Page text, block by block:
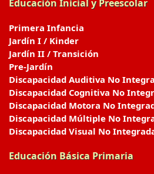
Educación Inicial y Preescolar
Primera Infancia
Jardín I / Kinder
Jardín II / Transición
Pre-Jardín
Discapacidad Auditiva No
Discapacidad Cognitiva No
Discapacidad Motora No
Discapacidad Múltiple No
Discapacidad Visual No
Educación Básica Primaria